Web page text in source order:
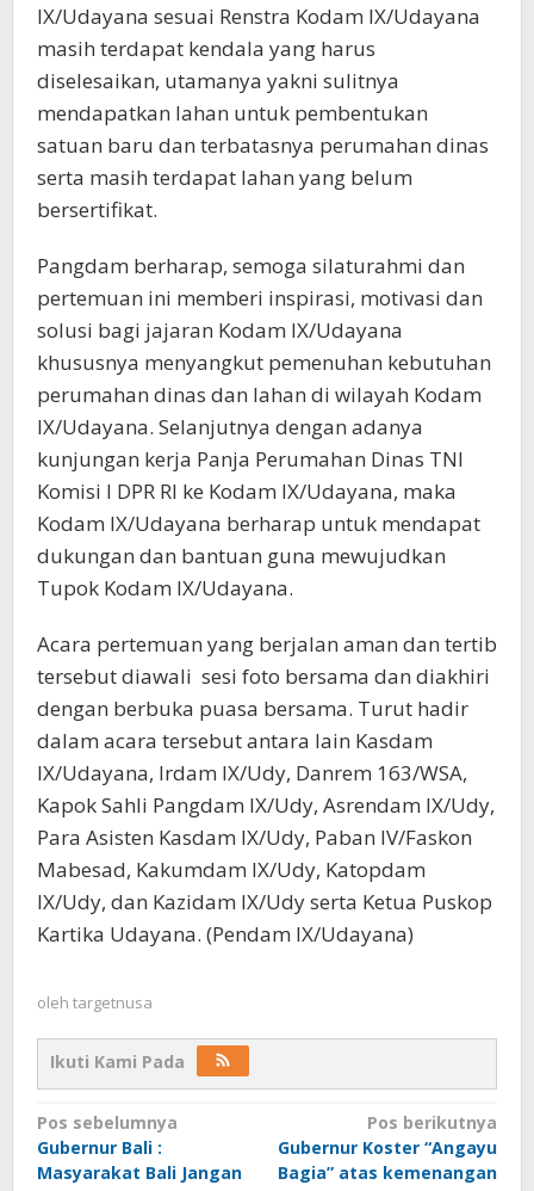
IX/Udayana sesuai Renstra Kodam IX/Udayana
masih terdapat kendala yang harus
diselesaikan, utamanya yakni sulitnya
mendapatkan lahan untuk pembentukan
satuan baru dan terbatasnya perumahan dinas
serta masih terdapat lahan yang belum
bersertifikat.
Pangdam berharap, semoga silaturahmi dan
pertemuan ini memberi inspirasi, motivasi dan
solusi bagi jajaran Kodam IX/Udayana
khususnya menyangkut pemenuhan kebutuhan
perumahan dinas dan lahan di wilayah Kodam
IX/Udayana. Selanjutnya dengan adanya
kunjungan kerja Panja Perumahan Dinas TNI
Komisi l DPR RI ke Kodam IX/Udayana, maka
Kodam IX/Udayana berharap untuk mendapat
dukungan dan bantuan guna mewujudkan
Tupok Kodam IX/Udayana.
Acara pertemuan yang berjalan aman dan tertib
tersebut diawali sesi foto bersama dan diakhiri
dengan berbuka puasa bersama. Turut hadir
dalam acara tersebut antara lain Kasdam
IX/Udayana, Irdam IX/Udy, Danrem 163/WSA,
Kapok Sahli Pangdam IX/Udy, Asrendam IX/Udy,
Para Asisten Kasdam IX/Udy, Paban IV/Faskon
Mabesad, Kakumdam IX/Udy, Katopdam
IX/Udy, dan Kazidam IX/Udy serta Ketua Puskop
Kartika Udayana. (Pendam IX/Udayana)
oleh targetnusa
Ikuti Kami Pada
Navigasi
pos
Pos sebelumnya
Gubernur Bali :
Masyarakat Bali Jangan
Pos berikutnya
Gubernur Koster “Angayu
Bagia” atas kemenangan